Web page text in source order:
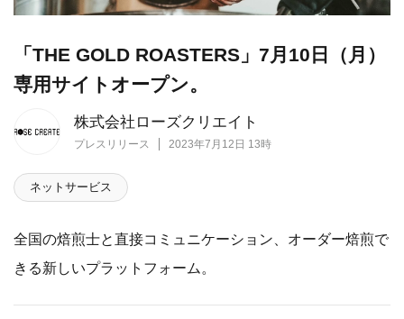
株式会社ローズクリエイト
プレスリリース 2023年7月12日 13時
「THE GOLD ROASTERS」7月10日（月）
専用サイトオープン。
ネットサービス
全国の焙煎士と直接コミュニケーション、オーダー焙煎で
きる新しいプラットフォーム。